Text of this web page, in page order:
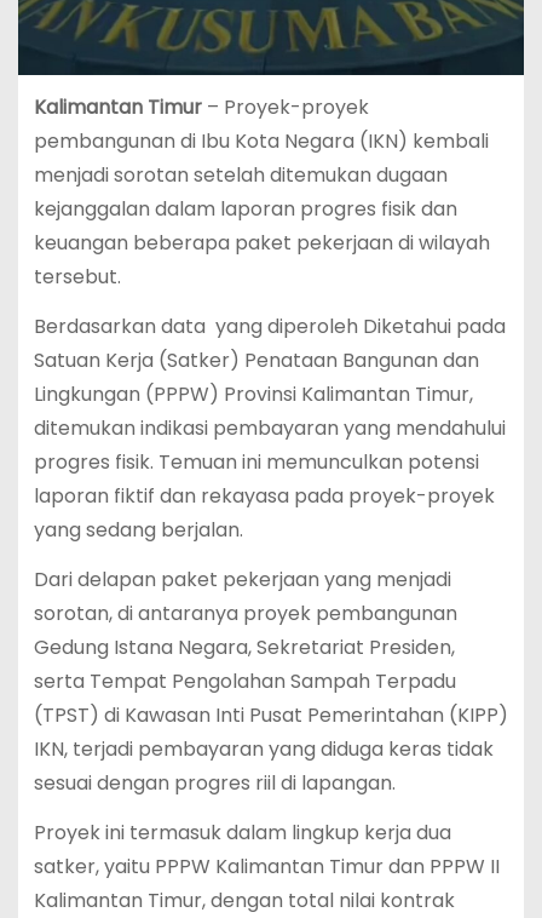
Kalimantan Timur– Proyek-proyek
pembangunan di Ibu Kota Negara (IKN) kembali
menjadi sorotan setelah ditemukan dugaan
kejanggalan dalam laporan progres fisik dan
keuangan beberapa paket pekerjaan di wilayah
tersebut.
Berdasarkan data yang diperoleh Diketahui pada
Satuan Kerja (Satker) Penataan Bangunan dan
Lingkungan (PPPW) Provinsi Kalimantan Timur,
ditemukan indikasi pembayaran yang mendahului
progres fisik. Temuan ini memunculkan potensi
laporan fiktif dan rekayasa pada proyek-proyek
yang sedang berjalan.
Dari delapan paket pekerjaan yang menjadi
sorotan, di antaranya proyek pembangunan
Gedung Istana Negara, Sekretariat Presiden,
serta Tempat Pengolahan Sampah Terpadu
(TPST) di Kawasan Inti Pusat Pemerintahan (KIPP)
IKN, terjadi pembayaran yang diduga keras tidak
sesuai dengan progres riil di lapangan.
Proyek ini termasuk dalam lingkup kerja dua
satker, yaitu PPPW Kalimantan Timur dan PPPW II
Kalimantan Timur, dengan total nilai kontrak